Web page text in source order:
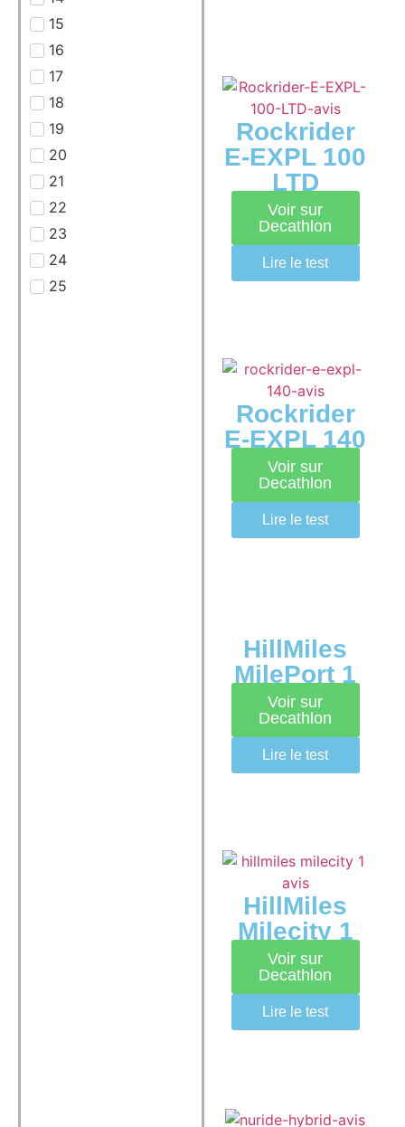
15
16
17
18
19
20
21
22
23
24
25
Rockrider
E-EXPL 100
LTD
Voir sur
Decathlon
Lire le test
Rockrider
E-EXPL 140
Voir sur
Decathlon
Lire le test
HillMiles
MilePort 1
Voir sur
Decathlon
Lire le test
HillMiles
Milecity 1
Voir sur
Decathlon
Lire le test